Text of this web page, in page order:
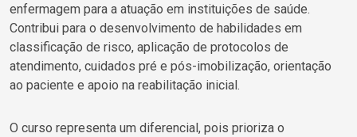
enfermagem para a atuação em instituições de saúde.
Contribui para o desenvolvimento de habilidades em
classificação de risco, aplicação de protocolos de
atendimento, cuidados pré e pós-imobilização, orientação
ao paciente e apoio na reabilitação inicial.
O curso representa um diferencial, pois prioriza o